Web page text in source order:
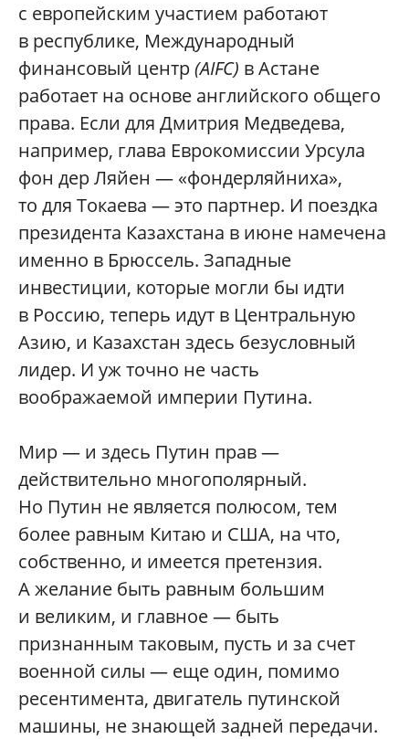
с европейским участием работают
в республике, Международный
финансовый центр(AIFC) в Астане
работает на основе английского общего
права. Если для Дмитрия Медведева,
например, глава Еврокомиссии Урсула
фон дер Ляйен — «фондерляйниха»,
то для Токаева — это партнер. И поездка
президента Казахстана в июне намечена
именно в Брюссель. Западные
инвестиции, которые могли бы идти
в Россию, теперь идут в Центральную
Азию, и Казахстан здесь безусловный
лидер. И уж точно не часть
воображаемой империи Путина.
Мир — и здесь Путин прав —
действительно многополярный.
Но Путин не является полюсом, тем
более равным Китаю и США, на что,
собственно, и имеется претензия.
А желание быть равным большим
и великим, и главное — быть
признанным таковым, пусть и за счет
военной силы — еще один, помимо
ресентимента, двигатель путинской
машины, не знающей задней передачи.